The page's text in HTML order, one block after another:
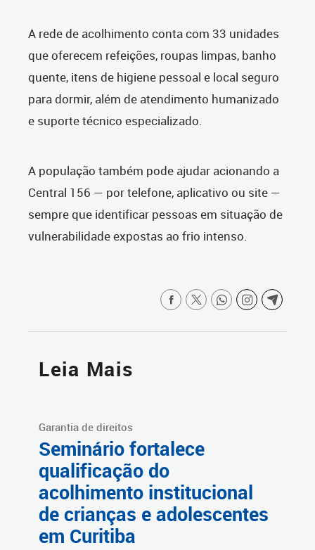
A rede de acolhimento conta com 33 unidades
que oferecem refeições, roupas limpas, banho
quente, itens de higiene pessoal e local seguro
para dormir, além de atendimento humanizado
e suporte técnico especializado.
A população também pode ajudar acionando a
Central 156 — por telefone, aplicativo ou site —
sempre que identificar pessoas em situação de
vulnerabilidade expostas ao frio intenso.
Leia Mais
Garantia de direitos
Seminário fortalece
qualificação do
acolhimento institucional
de crianças e adolescentes
em Curitiba